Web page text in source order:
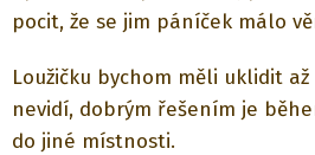
pocit, že se jim páníček málo
Loužičku bychom měli uklidit
nevidí, dobrým řešením je
do jiné místnosti.